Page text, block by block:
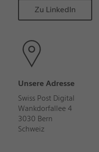
Zu LinkedIn
Unsere Adresse
Swiss Post Digital
Wankdorfallee 4
3030 Bern
Schweiz